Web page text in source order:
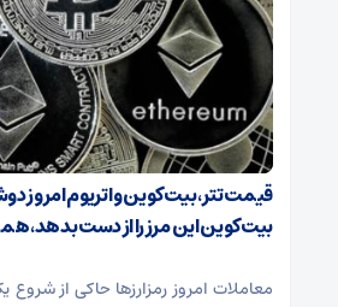
بیت‌کوین این مرز را از دست بدهد،
معاملات امروز رمزارز‌ها حاکی از